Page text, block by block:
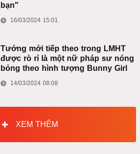
bạn"
16/03/2024 15:01
Tướng mới tiếp theo trong LMHT
được rò rỉ là một nữ pháp sư nóng
bỏng theo hình tượng Bunny Girl
14/03/2024 08:08
XEM THÊM